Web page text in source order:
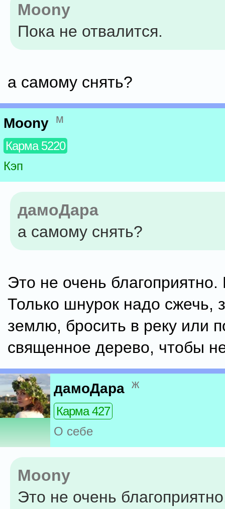
Moony
Пока не отвалится.
а самому снять?
Moony м
Карма 5220
Кэп
дамоДара
а самому снять?
Это не очень
Только шнурок надо сжечь,
землю, бросить в реку или
священное дерево, чтобы
дамоДара ж
Карма 427
О себе
Moony
Это не очень